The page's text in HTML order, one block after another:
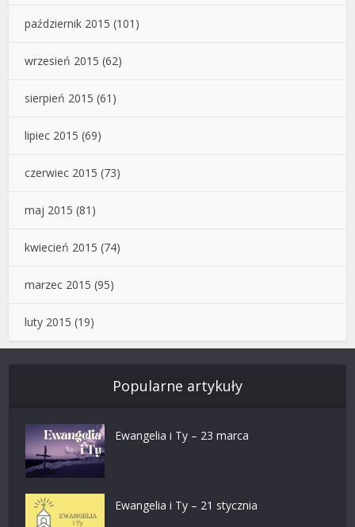
październik 2015 (101)
wrzesień 2015 (62)
sierpień 2015 (61)
lipiec 2015 (69)
czerwiec 2015 (73)
maj 2015 (81)
kwiecień 2015 (74)
marzec 2015 (95)
luty 2015 (19)
Popularne artykuły
Ewangelia i Ty – 23 marca
Ewangelia i Ty – 21 stycznia